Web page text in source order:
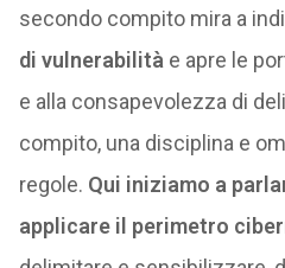
secondo compito mira a
di vulnerabilità e apre le
e alla consapevolezza di
compito, una disciplina e
regole. Qui iniziamo a
applicare il perimetro